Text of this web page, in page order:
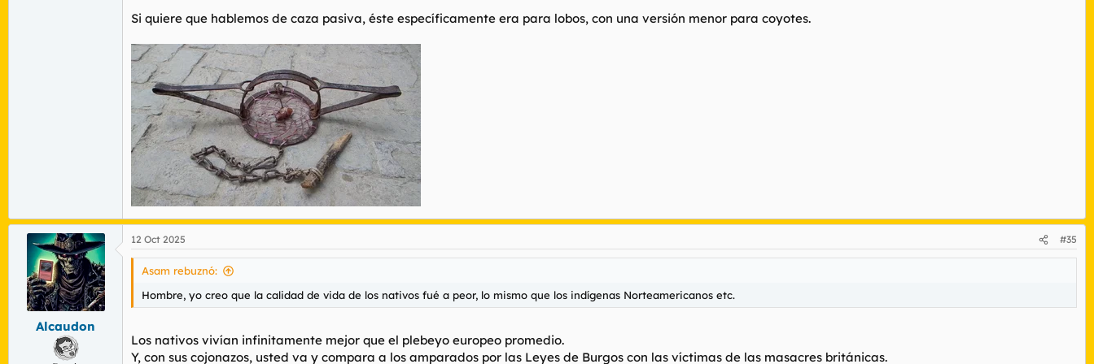
densas poblaciones.
tecnologías basadas en la fuerza animal (como la rueda para el transporte).
3. Acumulación de Conocimiento y Competencia​
El gran número de sociedades y la conectividad en Eurasia generó una espiral de innovación y competencia:
Base de Inventos Amplia:Los inventos cruciales para el avance (laruedaen Oriente Medio, lapólvoray laimprentaen China, elalfabetoen el Levante) se inventaron y
acumularon a lo largo de miles de años y se difundieron a través de las rutas comerciales (como la Ruta de la Seda).
Competencia Constante:La gran cantidad de reinos, imperios y ciudades-estado en Eurasia se empujaban mutuamente a innovar o a perecer. Esta presión militar y
económica constante aceleró el desarrollo de la metalurgia, la navegación y las armas.
de información y conocimiento en comparación con los complejos sistemas de escritura de Mesoamérica o los
Si quiere que hablemos de caza pasiva, éste específicamente era para lobos, con una versión menor para coyotes.
Alcaudon
12 Oct 2025 #35
Asam rebuznó:
Hombre, yo creo que la calidad de vida de los nativos fué a peor, lo mismo que los indígenas Norteamericanos etc.
Los nativos vivían infinitamente mejor que el plebeyo europeo promedio.
Y, con sus cojonazos, usted va y compara a los amparados por las Leyes de Burgos con las víctimas de las masacres británicas.